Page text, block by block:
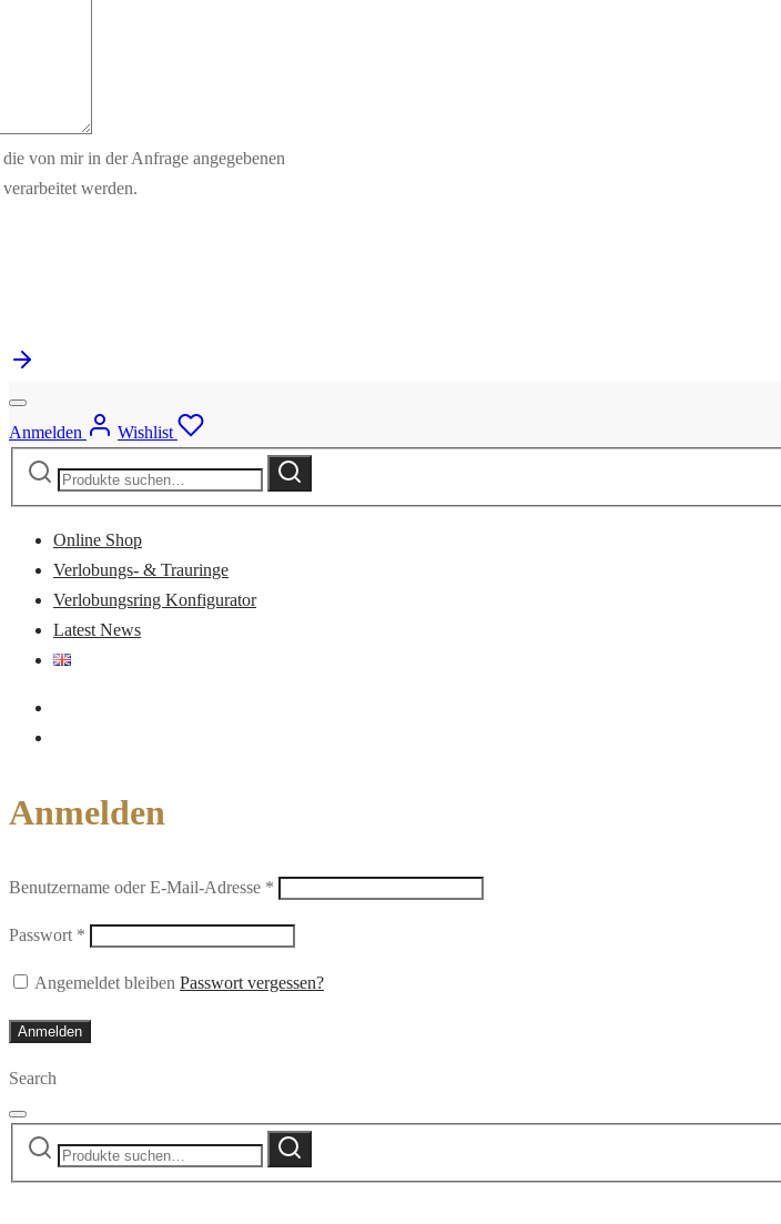
von mir in der Anfrage angegebenen
verarbeitet werden.
Anmelden
Wishlist
Suche
Suche
Online Shop
Verlobungs- & Trauringe
Verlobungsring Konfigurator
Latest News
Anmelden
Benutzername oder E-Mail-Adresse *
Passwort *
Angemeldet bleiben Passwort vergessen?
Anmelden
Search
Suche
Suche